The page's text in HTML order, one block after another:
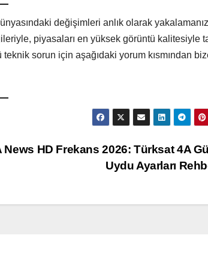
değişimleri anlık olarak
piyasaları en yüksek görüntü kalitesiyle
teknik sorun için aşağıdaki yorum kısmından
News HD Frekans 2026: Türksat 4A
Uydu Ayarları